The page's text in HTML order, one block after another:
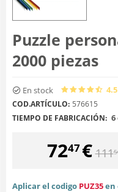
Puzzle
2000 piezas
En stock 4.5
COD.ARTÍCULO: 576615
TIEMPO DE FABRICACIÓN: 6
7247€ 111
Aplicar el codigo PUZ35en